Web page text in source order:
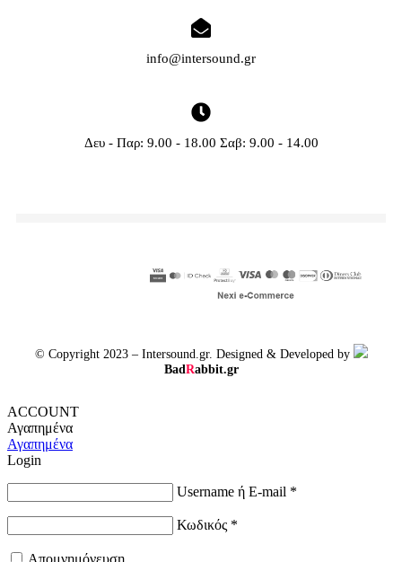
info@intersound.gr
Δευ - Παρ: 9.00 - 18.00 Σαβ: 9.00 - 14.00
© Copyright 2023 – Intersound.gr. Designed & Developed by
BadRabbit.gr
ACCOUNT
Αγαπημένα
Αγαπημένα
Login
Username ή E-mail *
Κωδικός *